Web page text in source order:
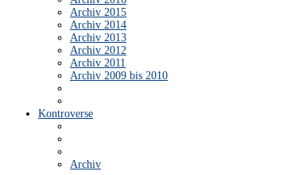
Archiv 2015
Archiv 2014
Archiv 2013
Archiv 2012
Archiv 2011
Archiv 2009 bis 2010
Kontroverse
Archiv